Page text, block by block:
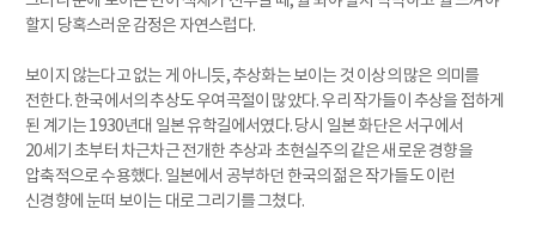
할지 당혹스러운 감정은 자연스럽다.
보이지 않는다고 없는 게 아니듯, 추상화는 보이는 것 이상의 많은 의미를
전한다. 한국에서의 추상도 우여곡절이 많았다. 우리 작가들이 추상을 접하게
된 계기는 1930년대 일본 유학길에서였다. 당시 일본 화단은 서구에서
20세기 초부터 차근차근 전개한 추상과 초현실주의 같은 새로운 경향을
압축적으로 수용했다. 일본에서 공부하던 한국의 젊은 작가들도 이런
신경향에 눈떠 보이는 대로 그리기를 그쳤다.